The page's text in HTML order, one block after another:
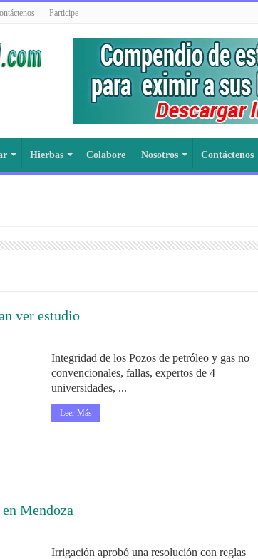
Participe
Hierbas Colabore Nosotros Contáctenos
ver estudio
Integridad de los Pozos de petróleo y gas no
convencionales, fallas, expertos de 4
universidades, ...
Leer Más
Mendoza
Irrigación aprobó una resolución con reglas